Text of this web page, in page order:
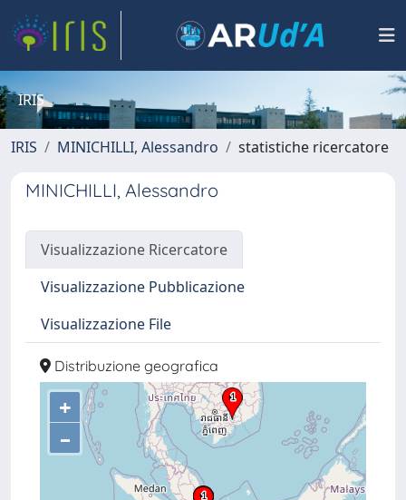
IRIS
IRIS MINICHILLI, Alessandro statistiche ricercatore
MINICHILLI, Alessandro
Visualizzazione Ricercatore
Visualizzazione Pubblicazione
Visualizzazione File
Distribuzione geografica
+
–